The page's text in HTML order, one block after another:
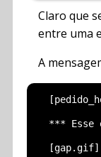
Claro que
entre uma
A
*** Esse